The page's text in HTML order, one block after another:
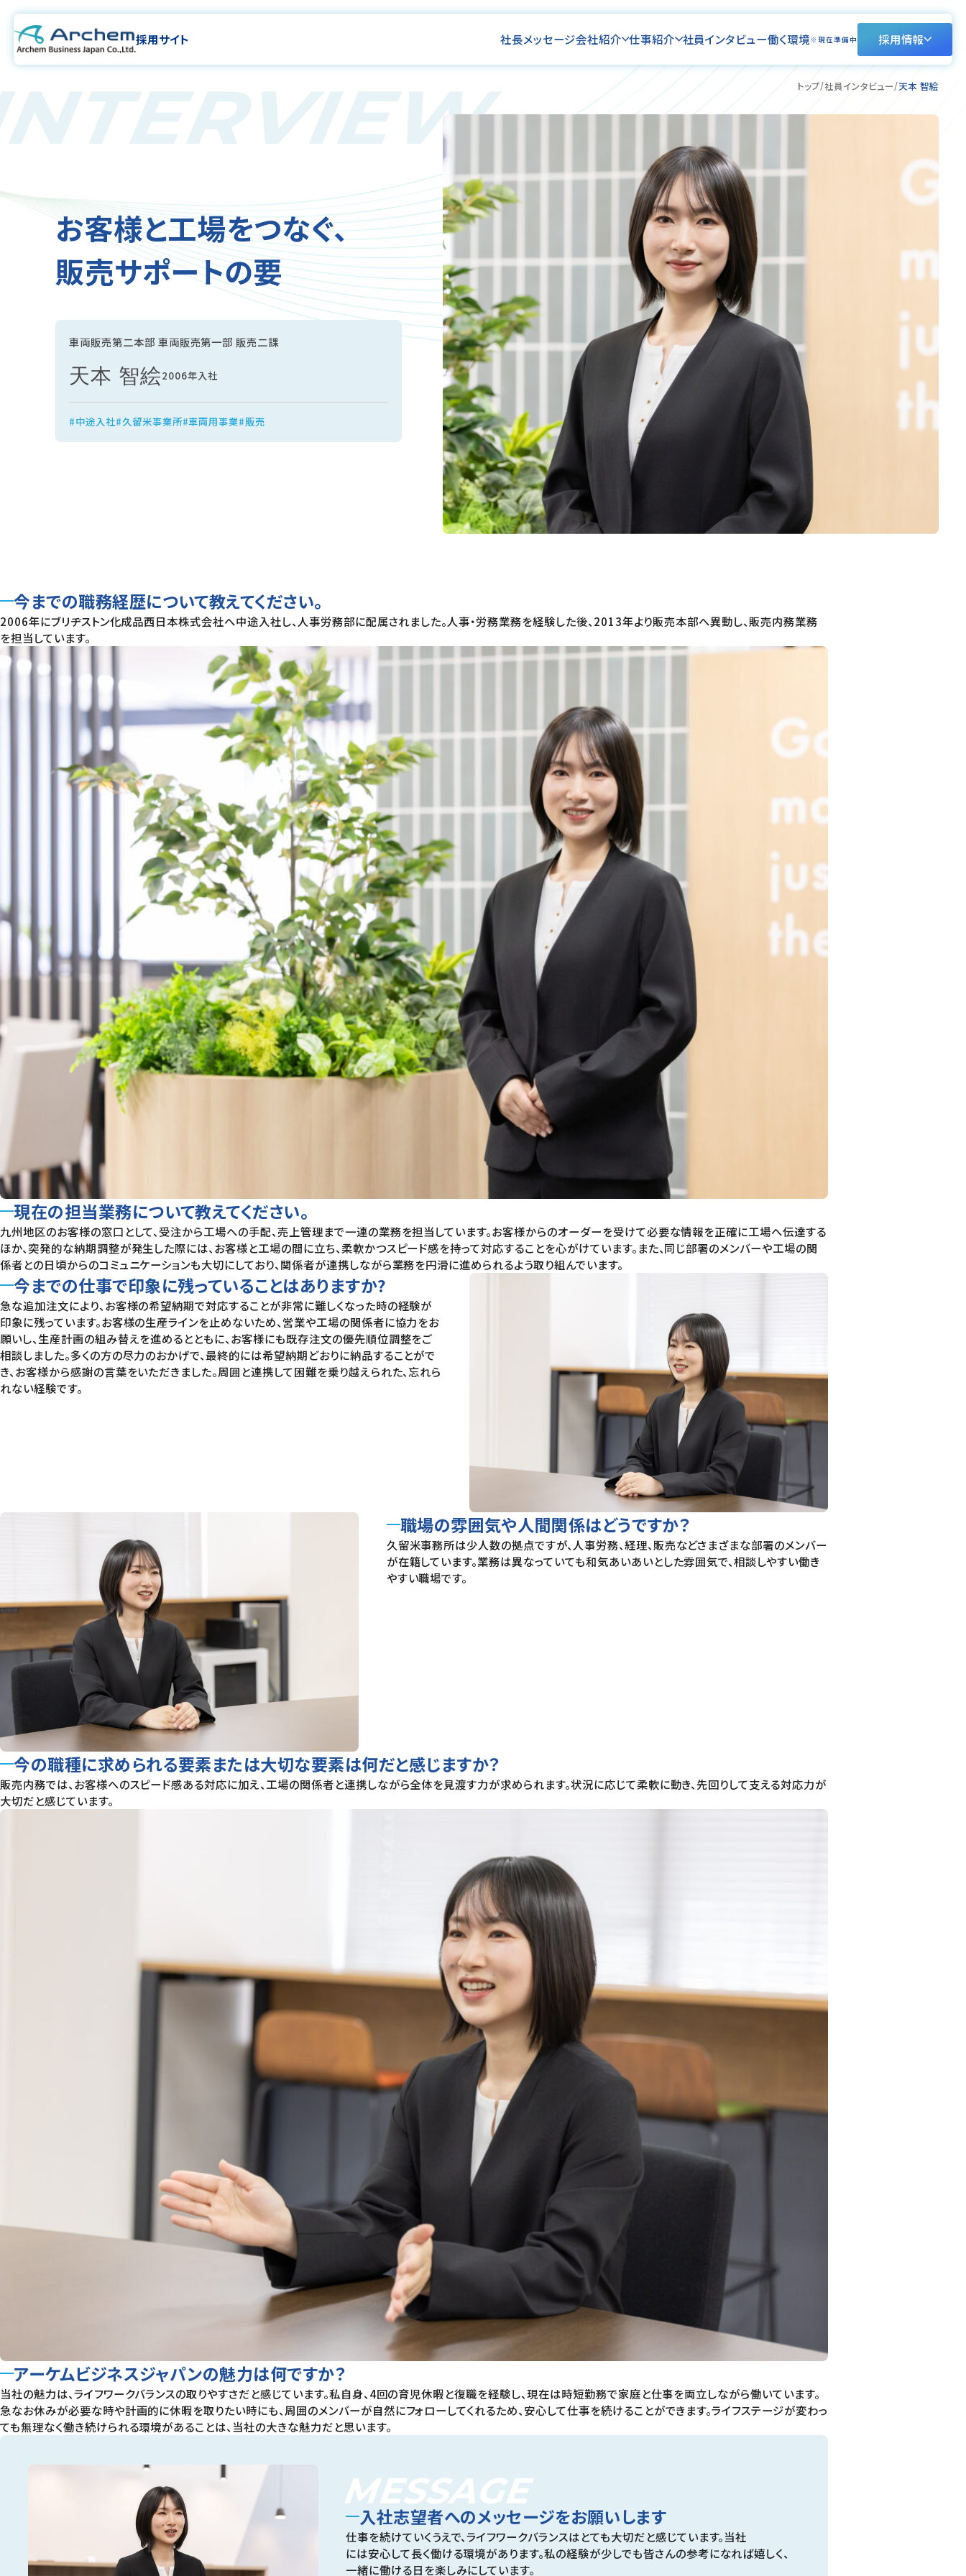
採用サイト 社長メッセージ会社紹介 仕事紹介 社員インタビュー働く環境※現在準備中 採用情報
トップ 社員インタビュー 天本 智絵
お客様と工場をつなぐ、
販売サポートの要
車両販売第二本部 車両販売第一部 販売二課
天本 智絵2006年入社
#中途入社#久留米事業所#車両用事業#販売
今までの職務経歴について教えてください。
2006年にブリヂストン化成品西日本株式会社へ中途入社し、人事労務部に配属されました。人事・労務業務を経験した後、2013年より販売本部へ異動し、販売内務業務
を担当しています。
現在の担当業務について教えてください。
九州地区のお客様の窓口として、受注から工場への手配、売上管理まで一連の業務を担当しています。お客様からのオーダーを受けて必要な情報を正確に工場へ伝達する
ほか、突発的な納期調整が発生した際には、お客様と工場の間に立ち、柔軟かつスピード感を持って対応することを心がけています。また、同じ部署のメンバーや工場の関
係者との日頃からのコミュニケーションも大切にしており、関係者が連携しながら業務を円滑に進められるよう取り組んでいます。
今までの仕事で印象に残っていることはありますか?
急な追加注文により、お客様の希望納期で対応することが非常に難しくなった時の経験が
印象に残っています。お客様の生産ラインを止めないため、営業や工場の関係者に協力をお
願いし、生産計画の組み替えを進めるとともに、お客様にも既存注文の優先順位調整をご
相談しました。多くの方の尽力のおかげで、最終的には希望納期どおりに納品することがで
き、お客様から感謝の言葉をいただきました。周囲と連携して困難を乗り越えられた、忘れら
れない経験です。
職場の雰囲気や人間関係はどうですか？
久留米事務所は少人数の拠点ですが、人事労務、経理、販売などさまざまな部署のメンバー
が在籍しています。業務は異なっていても和気あいあいとした雰囲気で、相談しやすい働き
やすい職場です。
今の職種に求められる要素または大切な要素は何だと感じますか？
販売内務では、お客様へのスピード感ある対応に加え、工場の関係者と連携しながら全体を見渡す力が求められます。状況に応じて柔軟に動き、先回りして支える対応力が
大切だと感じています。
アーケムビジネスジャパンの魅力は何ですか？
当社の魅力は、ライフワークバランスの取りやすさだと感じています。私自身、4回の育児休暇と復職を経験し、現在は時短勤務で家庭と仕事を両立しながら働いています。
急なお休みが必要な時や計画的に休暇を取りたい時にも、周囲のメンバーが自然にフォローしてくれるため、安心して仕事を続けることができます。ライフステージが変わっ
ても無理なく働き続けられる環境があることは、当社の大きな魅力だと思います。
MESSAGE
入社志望者へのメッセージをお願いします
仕事を続けていくうえで、ライフワークバランスはとても大切だと感じています。当社
には安心して長く働ける環境があります。私の経験が少しでも皆さんの参考になれば嬉しく、
一緒に働ける日を楽しみにしています。